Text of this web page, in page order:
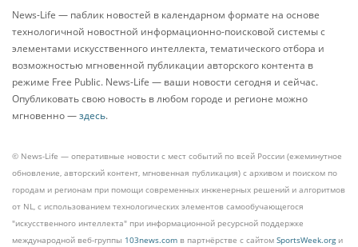
News-Life — паблик новостей в календарном формате на основе
технологичной новостной информационно-поисковой системы с
элементами искусственного интеллекта, тематического отбора и
возможностью мгновенной публикации авторского контента в
режиме Free Public. News-Life — ваши новости сегодня и сейчас.
Опубликовать свою новость в любом городе и регионе можно
мгновенно —здесь.
© News-Life — оперативные новости с мест событий по всей России (ежеминутное
обновление, авторский контент, мгновенная публикация) с архивом и поиском по
городам и регионам при помощи современных инженерных решений и алгоритмов
от NL, с использованием технологических элементов самообучающегося
"искусственного интеллекта" при информационной ресурсной поддержке
международной веб-группы 103news.com в партнёрстве с сайтом SportsWeek.orgи